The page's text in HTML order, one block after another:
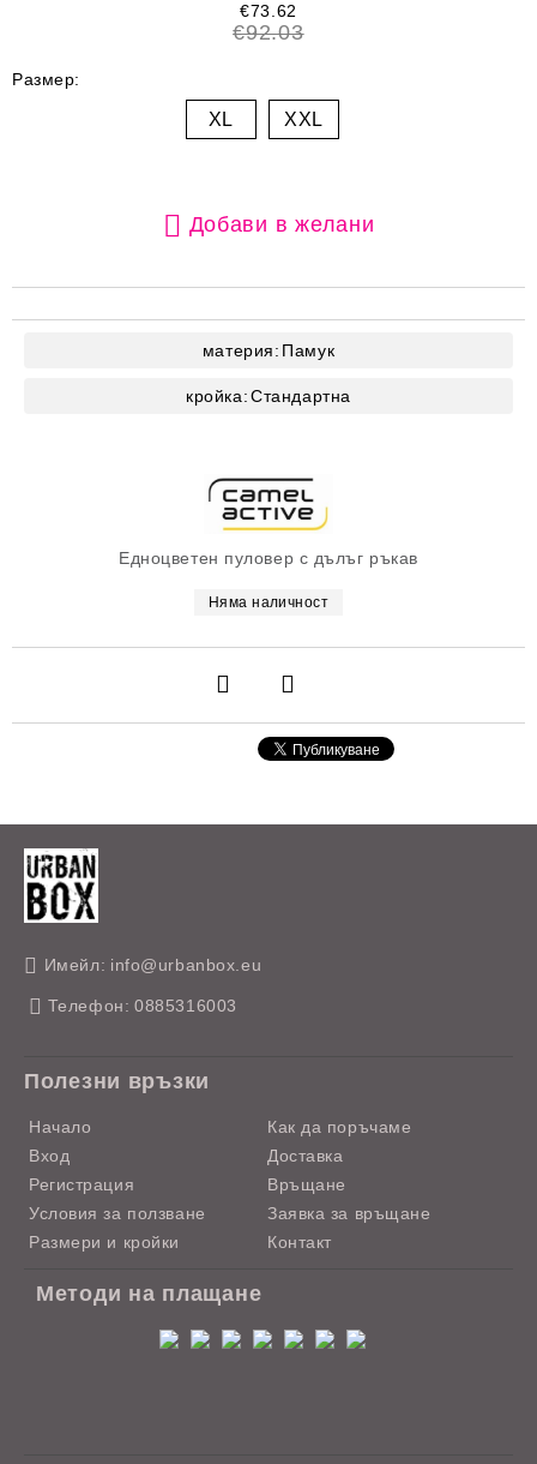
Едноцветен пуловер с дълъг ръкав
Няма наличност
€73.62
€92.03
Размер:
XL XXL
Добави в желани
материя: Памук
кройка:Стандартна
Имейл: info@urbanbox.eu
Телефон: 0885316003
Полезни връзки
Начало
Вход
Регистрация
Условия за ползване
Размери и кройки
Как да поръчаме
Доставка
Връщане
Заявка за връщане
Контакт
Методи на плащане